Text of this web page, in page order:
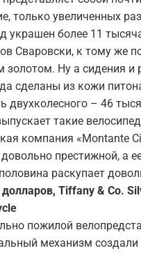
только увеличенных
украшен более 11
Сваровски, к тому же
золотом. Ну а сидения и
сделаны из кожи
двухколесного – 46
такие
компания «Montante
довольно престижной, а
раскупает
Tiffany & Co.
пожилой
механизм